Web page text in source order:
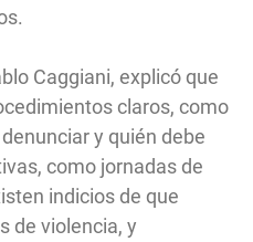
Caggiani, explicó que
claros, como
y quién debe
como jornadas de
indicios de que
de violencia, y